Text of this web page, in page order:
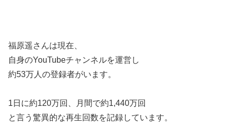
福原遥さんは現在、
自身のYouTubeチャンネルを運営し
約53万人の登録者がいます。
1日に約120万回、月間で約1,440万回
と言う驚異的な再生回数を記録しています。